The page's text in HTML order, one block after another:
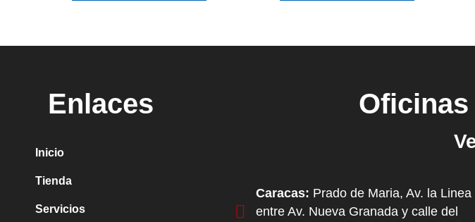
Enlaces
Inicio
Tienda
Servicios
Caracas: Prado de Maria, Av. la Linea
entre Av. Nueva Granada y calle del